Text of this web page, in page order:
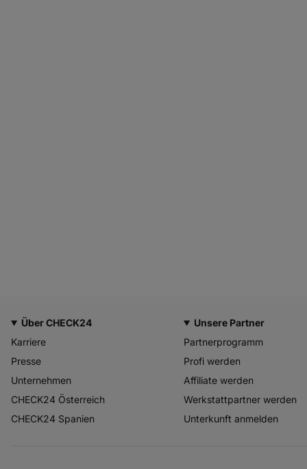
Über CHECK24
Karriere
Presse
Unternehmen
CHECK24 Österreich
CHECK24 Spanien
Unsere Partner
Partnerprogramm
Profi werden
Affiliate werden
Werkstattpartner werden
Unterkunft anmelden